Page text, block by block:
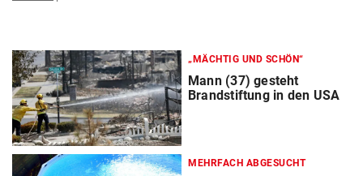
„MÄCHTIG UND SCHÖN“
Mann (37) gesteht
Brandstiftung in den USA
MEHRFACH ABGESUCHT